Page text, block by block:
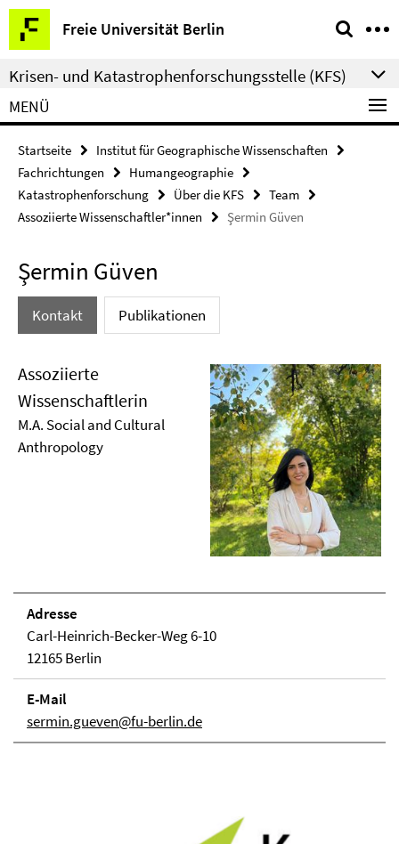
Springe
direkt
zu
Inhalt
Freie Universität Berlin
Service-
Navigation
Krisen- und Katastrophenforschungsstelle (KFS)
MENÜ
Startseite
Institut für Geographische Wissenschaften
Fachrichtungen
Humangeographie
Katastrophenforschung
Über die KFS
Team
Assoziierte Wissenschaftler*innen
Şermin Güven
Şermin Güven
Kontakt Publikationen
Assoziierte
Wissenschaftlerin
M.A. Social and Cultural
Anthropology
Adresse
Carl-Heinrich-Becker-Weg 6-10
12165 Berlin
E-Mail
sermin.gueven@fu-berlin.de